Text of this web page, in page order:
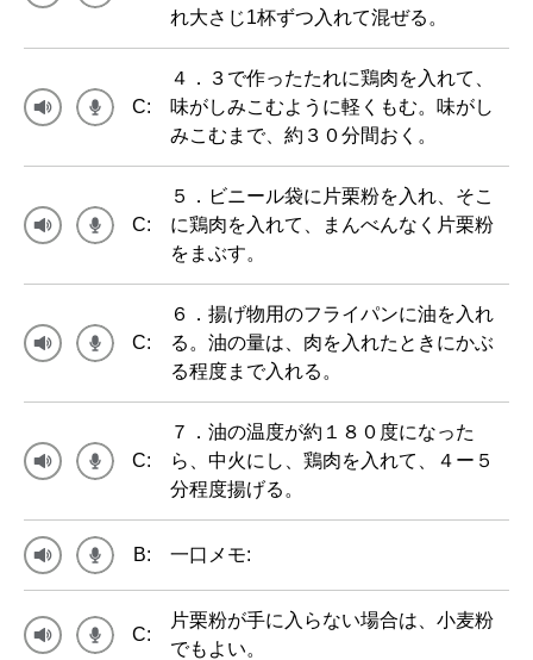
れ大さじ1杯ずつ入れて混ぜる。
C:
４．３で作ったたれに鶏肉を入れて、
味がしみこむように軽くもむ。味がし
みこむまで、約３０分間おく。
C:
５．ビニール袋に片栗粉を入れ、そこ
に鶏肉を入れて、まんべんなく片栗粉
をまぶす。
C:
６．揚げ物用のフライパンに油を入れ
る。油の量は、肉を入れたときにかぶ
る程度まで入れる。
C:
７．油の温度が約１８０度になった
ら、中火にし、鶏肉を入れて、４ー５
分程度揚げる。
B: 一口メモ:
C:
片栗粉が手に入らない場合は、小麦粉
でもよい。